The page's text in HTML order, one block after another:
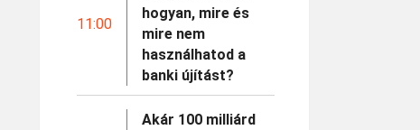
11:00
hogyan, mire és
mire nem
használhatod a
banki újítást?
Akár 100 milliárd